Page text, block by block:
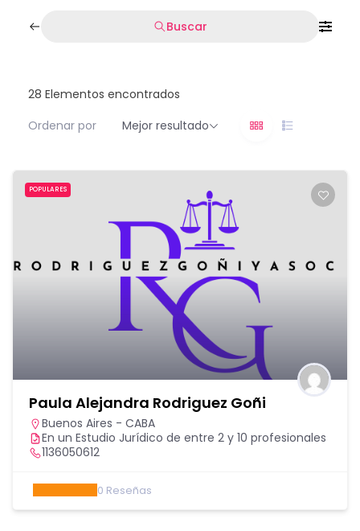
Buscar
28 Elementos encontrados
Ordenar por
Mejor resultado
POPULARES
Paula Alejandra Rodriguez Goñi
Buenos Aires - CABA
En un Estudio Jurídico de entre 2 y 10 profesionales
1136050612
0 Reseñas